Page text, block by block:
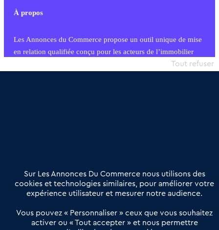
À propos
Les Annonces du Commerce propose un outil unique de mise
en relation qualifiée conçu pour les acteurs de l’immobilier
commercial et les collectivités territoriales, simple et intégrant
Offres Pro
Actualités
Qui sommes nous ?
Derniers articles
Réseau 3C : un partenaire national dédié aux transactions
Sur Les Annonces Du Commerce nous utilisons des
cookies et technologies similaires, pour améliorer votre
expérience utilisateur et mesurer notre audience.
Vous pouvez « Personnaliser » ceux que vous souhaitez
activer ou « Tout accepter » et nous permettre
Tout refuser